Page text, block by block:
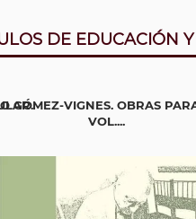
DE EDUCACIÓN
GÓMEZ-VIGNES. OBRAS
VOL....